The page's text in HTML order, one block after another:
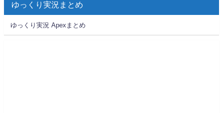
ゆっくり実況まとめ
ゆっくり実況 Apexまとめ